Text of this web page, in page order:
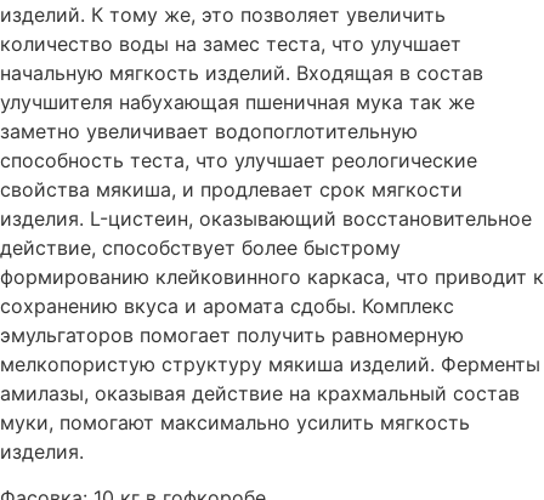
изделий. К тому же, это позволяет увеличить
количество воды на замес теста, что улучшает
начальную мягкость изделий. Входящая в состав
улучшителя набухающая пшеничная мука так же
заметно увеличивает водопоглотительную
способность теста, что улучшает реологические
свойства мякиша, и продлевает срок мягкости
изделия. L-цистеин, оказывающий восстановительное
действие, способствует более быстрому
формированию клейковинного каркаса, что приводит к
сохранению вкуса и аромата сдобы. Комплекс
эмульгаторов помогает получить равномерную
мелкопористую структуру мякиша изделий. Ферменты
амилазы, оказывая действие на крахмальный состав
муки, помогают максимально усилить мягкость
изделия.